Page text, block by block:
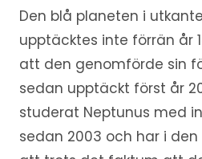
Den blå planeten i
upptäcktes inte förrän år
att den genomförde sin
sedan upptäckt först år
studerat Neptunus med
sedan 2003 och har i